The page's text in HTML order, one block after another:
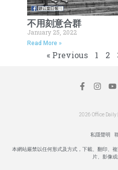
不用刻意合群
January 25, 2022
Read More »
« Previous 1 2
2026 Office
私隱聲明
本網站嚴禁以任何形式及方式，下載、翻印、
片、影像或